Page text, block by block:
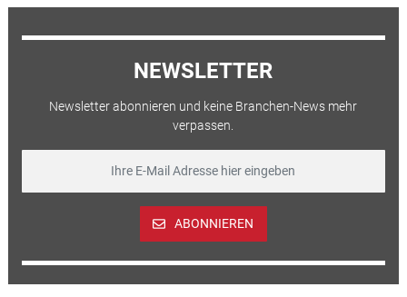
NEWSLETTER
Newsletter abonnieren und keine Branchen-News mehr
verpassen.
ABONNIEREN